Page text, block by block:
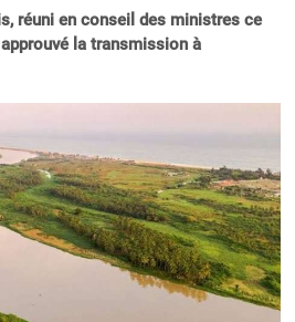
réuni en conseil des ministres ce
la transmission à